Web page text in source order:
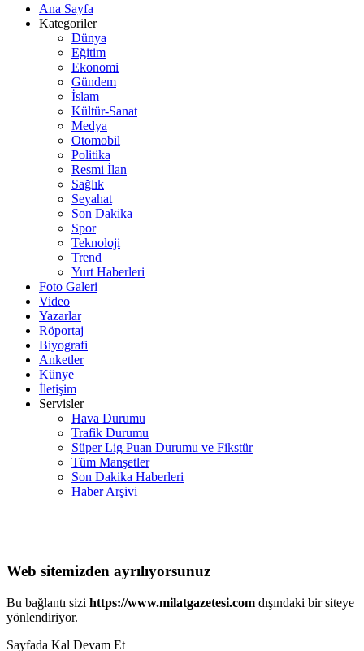
Ana Sayfa
Kategoriler
Dünya
Eğitim
Ekonomi
Gündem
İslam
Kültür-Sanat
Medya
Otomobil
Politika
Resmi İlan
Sağlık
Seyahat
Son Dakika
Spor
Teknoloji
Trend
Yurt Haberleri
Foto Galeri
Video
Yazarlar
Röportaj
Biyografi
Anketler
Künye
İletişim
Servisler
Hava Durumu
Trafik Durumu
Süper Lig Puan Durumu ve Fikstür
Tüm Manşetler
Son Dakika Haberleri
Haber Arşivi
Web sitemizden ayrılıyorsunuz
Bu bağlantı sizi https://www.milatgazetesi.com dışındaki bir siteye
yönlendiriyor.
Sayfada Kal Devam Et